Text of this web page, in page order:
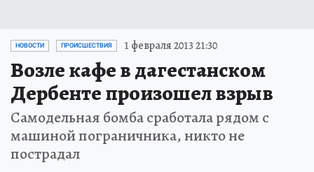
НОВОСТИ ПРОИСШЕСТВИЯ 1 февраля 2013 21:30
Возле кафе в дагестанском
Дербенте произошел взрыв
Самодельная бомба сработала рядом с
машиной пограничника, никто не